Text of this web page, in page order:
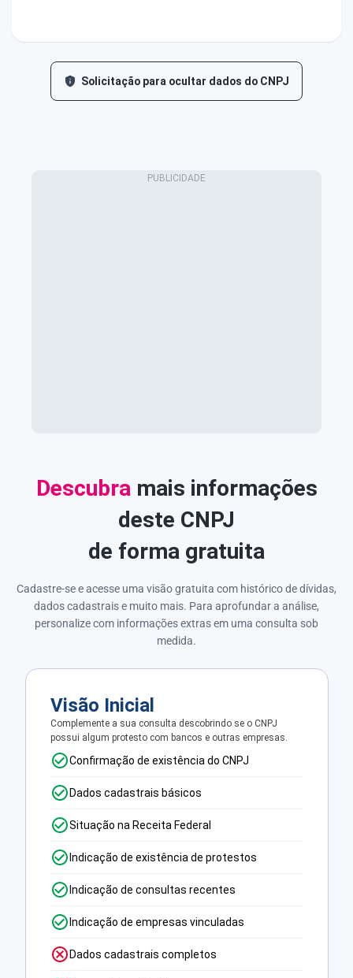
Solicitação para ocultar dados do CNPJ
Descubramais informações
deste CNPJ
de forma gratuita
Cadastre-se e acesse uma visão gratuita com histórico de dívidas,
dados cadastrais e muito mais. Para aprofundar a análise,
personalize com informações extras em uma consulta sob
medida.
Visão Inicial
Complemente a sua consulta descobrindo se o CNPJ
possui algum protesto com bancos e outras empresas.
Confirmação de existência do CNPJ
Dados cadastrais básicos
Situação na Receita Federal
Indicação de existência de protestos
Indicação de consultas recentes
Indicação de empresas vinculadas
Dados cadastrais completos